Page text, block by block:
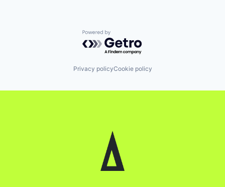
Powered by Getro.com
Privacy policyCookie policy